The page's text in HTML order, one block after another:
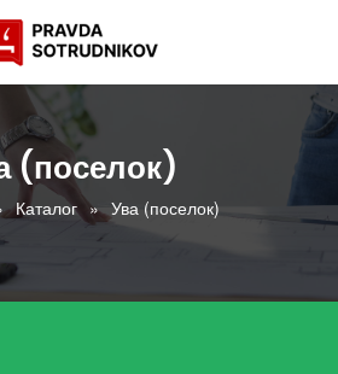
(поселок)
Каталог Ува (поселок)